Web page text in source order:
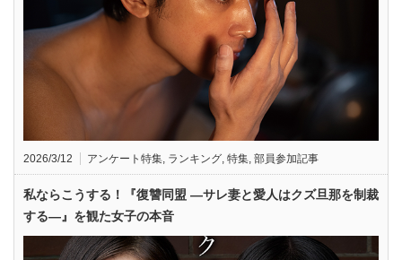
2026/3/12 アンケート特集, ランキング, 特集, 部員参加記事
私ならこうする！『復讐同盟 —サレ妻と愛人はクズ旦那を制裁
する—』を観た女子の本音